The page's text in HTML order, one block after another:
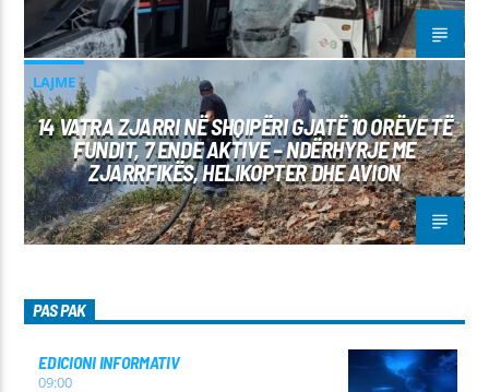
LAJME
14 VATRA ZJARRI NË SHQIPËRI GJATË 10 ORËVE TË
FUNDIT, 7 ENDE AKTIVE – NDËRHYRJE ME
ZJARRFIKËS, HELIKOPTER DHE AVION
PAS PAK
EDICIONI INFORMATIV
09:00